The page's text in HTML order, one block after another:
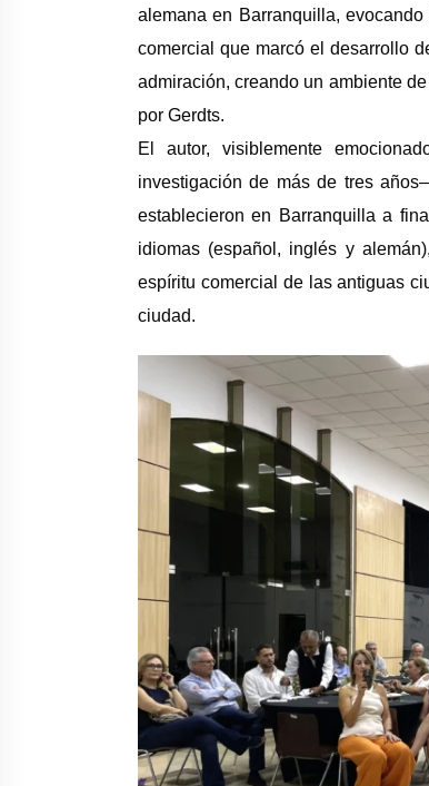
alemana en Barranquilla,
comercial que marcó el desarrollo
admiración, creando un ambiente
por Gerdts.
El autor, visiblemente
investigación de más de tres
establecieron en Barranquilla a
idiomas (español, inglés y
espíritu comercial de las antiguas
ciudad.